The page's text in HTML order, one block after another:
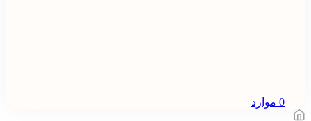
0 موارد